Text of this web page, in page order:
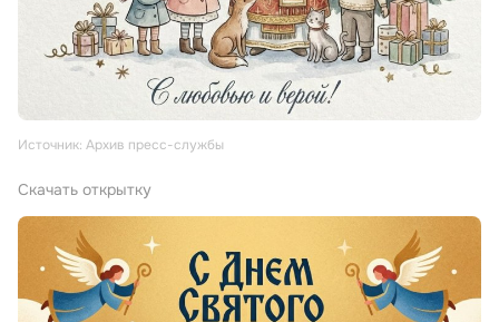
Источник: Архив пресс-службы
Скачать открытку